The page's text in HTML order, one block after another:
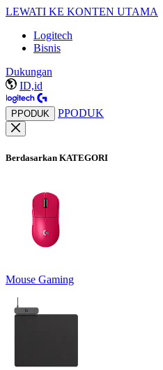
LEWATI KE KONTEN UTAMA
Logitech
Bisnis
Dukungan
ID,id
PPODUK PPODUK
Berdasarkan KATEGORI
Mouse Gaming